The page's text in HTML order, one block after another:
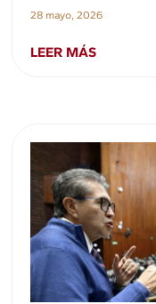
28 mayo, 2026
LEER MÁS